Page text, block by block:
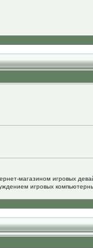
магазином игровых
игровых